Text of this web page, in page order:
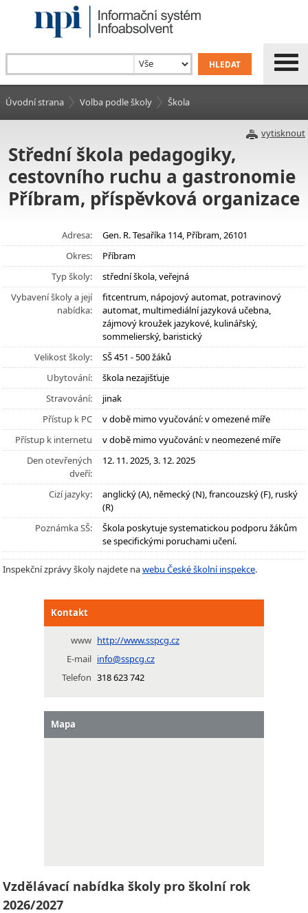
Úvodní strana Volba podle školy Škola
vytisknout
Střední škola pedagogiky,
cestovního ruchu a gastronomie
Příbram, příspěvková organizace
Adresa:
Gen. R. Tesaříka 114, Příbram, 26101
Okres:
Příbram
Typ školy:
střední škola, veřejná
Vybavení školy a její
nabídka:
fitcentrum, nápojový automat, potravinový
automat, multimediální jazyková učebna,
zájmový kroužek jazykové, kulinářský,
sommelierský, baristický
Velikost školy:
SŠ 451 - 500 žáků
Ubytování:
škola nezajišťuje
Stravování:
jinak
Přístup k PC
v době mimo vyučování: v omezené míře
Přístup k internetu
v době mimo vyučování: v neomezené míře
Den otevřených
dveří:
12. 11. 2025, 3. 12. 2025
Cizí jazyky:
anglický (A), německý (N), francouzský (F), ruský
(R)
Poznámka SŠ:
Škola poskytuje systematickou podporu žákům
se specifickými poruchami učení.
Inspekční zprávy školy najdete nawebu České školní inspekce.
Kontakt
www http://www.sspcg.cz
E-mail info@sspcg.cz
Telefon 318 623 742
Mapa
Vzdělávací nabídka školy pro školní rok
2026/2027